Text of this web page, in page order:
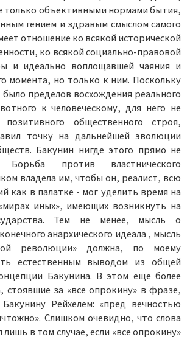
только объективными нормами бытия,
гением и здравым смыслом самого
отношение ко всякой исторической
ко всякой социально-правовой
и идеально воплощавшей чаяния и
момента, но только к ним. Поскольку
пределов восхождения реального
к человеческому, для него не
общественного строя,
точку на дальнейшей эволюции
Бакунин нигде этого прямо не
Борьба против властнического
владела им, чтобы он, реалист, всю
как в палатке - мог уделить время на
иных», имеющих возникнуть на
Тем не менее, мысль о
анархического идеала , мысль
революции» должна, по моему
естественным выводом из общей
Бакунина. В этом еще более
стоявшие за «все опрокину» в фразе,
Рейхелем: «пред вечностью
Слишком очевидно, что слова
в том случае, если «все опрокину»